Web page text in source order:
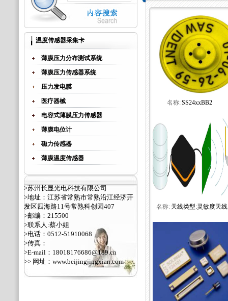
温度传感器采集卡
薄膜压力分布测试系统
薄膜压力传感器系统
压力发电膜
医疗器械
电容式薄膜压力传感器
薄膜电位计
磁力传感器
薄膜温度传感器
>苏州长显光电科技有限公司
>地址：江苏省常熟市常熟沿江经济开
发区四海路11号常熟科创园407
>邮编：215500
>联系人:蔡小姐
>电话：0512-51910068
>传真：
>E-mail：18018176686@189.cn
>> 网址： www.beijingjingxian.com
名称:SS24xxBB2
名称: 天线类型:灵敏度天线